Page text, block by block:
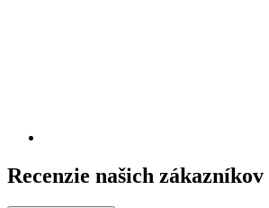
Recenzie našich zákazníkov